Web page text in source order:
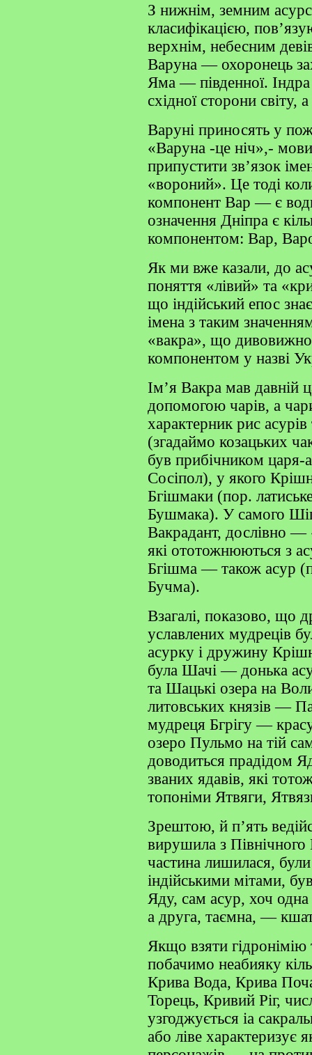
З нижнім, земним
класифікацією,
верхнім, небесним
Варуна — охоронець
Яма — південної.
східної сторони світу,
Варуні приносять у
«Варуна -це ніч»,-
припустити зв’язок
«вороний». Це тоді
компонент Вар — є
означення Дніпра є
компонентом: Вар,
Як ми вже казали, до
поняття «лівий» та
що індійський епос
імена з таким
«вакра», що дивовижно
компонентом у назві
Ім’я Вакра мав давній
допомогою чарів, а
характерник рис
(згадаймо козацьких
був прибічником
Сосіпол), у якого
Бгішмаки (пор.
Бушмака). У самого
Вакрадант, дослівно —
які ототожнюються з
Бгішма — також асур
Бучма).
Взагалі, показово, що
уславлених мудреців
асурку і дружину
була Шачі — донька
та Шацькі озера на
литовських князів —
мудреця Бгрігу —
озеро Пульмо на тій
доводиться прадідом
званих ядавів, які
топоніми Ятвяги,
Зрештою, й п’ять
вирушила з
частина лишилася,
індійськими мітами,
Яду, сам асур, хоч
а друга, таємна, —
Якщо взяти
побачимо неабияку
Крива Вода, Крива
Торець, Кривий Ріг,
узгоджується іа
або ліве характеризує